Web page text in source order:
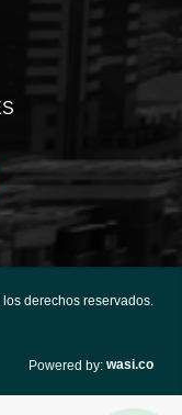
los derechos reservados.
Powered by: wasi.co